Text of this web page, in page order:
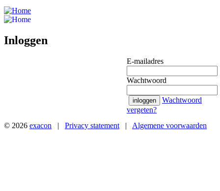
Inloggen
E-mailadres
Wachtwoord
inloggen
Wachtwoord
vergeten?
© 2026 exacon | Privacy statement | Algemene voorwaarden